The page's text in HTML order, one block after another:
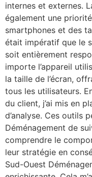
internes et externes.
également une
smartphones et des
était impératif que le
soit entièrement
importe l’appareil
la taille de l’écran,
tous les utilisateurs.
du client, j’ai mis en
d’analyse. Ces outils
Déménagement de
comprendre le
leur stratégie en
Sud-Ouest